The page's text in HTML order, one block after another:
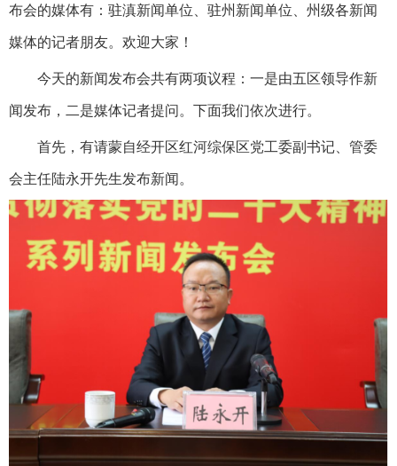
布会的媒体有：驻滇新闻单位、驻州新闻单位、州级各新闻
媒体的记者朋友。欢迎大家！
今天的新闻发布会共有两项议程：一是由五区领导作新
闻发布，二是媒体记者提问。下面我们依次进行。
首先，有请蒙自经开区红河综保区党工委副书记、管委
会主任陆永开先生发布新闻。